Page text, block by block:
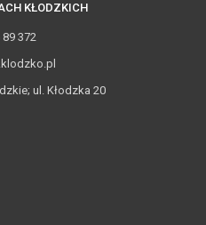
KŁODZKICH
372
ul. Kłodzka 20